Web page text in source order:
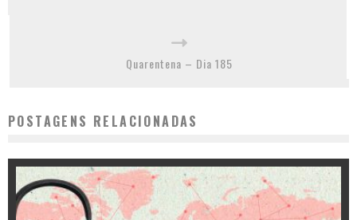
Quarentena – Dia 185
POSTAGENS RELACIONADAS